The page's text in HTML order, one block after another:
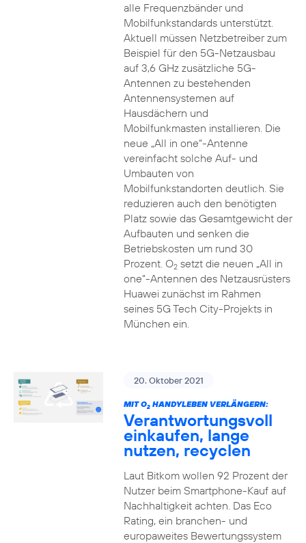
alle Frequenzbänder und
Mobilfunkstandards unterstützt.
Aktuell müssen Netzbetreiber zum
Beispiel für den 5G-Netzausbau
auf 3,6 GHz zusätzliche 5G-
Antennen zu bestehenden
Antennensystemen auf
Hausdächern und
Mobilfunkmasten installieren. Die
neue „All in one“-Antenne
vereinfacht solche Auf- und
Umbauten von
Mobilfunkstandorten deutlich. Sie
reduzieren auch den benötigten
Platz sowie das Gesamtgewicht der
Aufbauten und senken die
Betriebskosten um rund 30
Prozent. O2setzt die neuen „All in
one“-Antennen des Netzausrüsters
Huawei zunächst im Rahmen
seines 5G Tech City-Projekts in
München ein.
20. Oktober 2021
MIT O2HANDYLEBEN VERLÄNGERN:
Verantwortungsvoll
einkaufen, lange
nutzen, recyclen
Laut Bitkom wollen 92 Prozent der
Nutzer beim Smartphone-Kauf auf
Nachhaltigkeit achten. Das Eco
Rating, ein branchen- und
europaweites Bewertungssystem